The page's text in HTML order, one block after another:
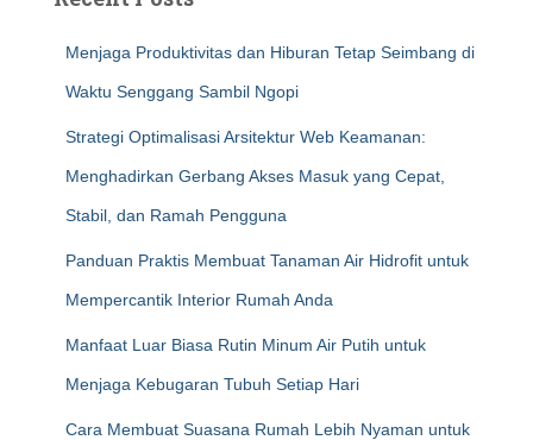
Menjaga Produktivitas dan Hiburan Tetap Seimbang di
Waktu Senggang Sambil Ngopi
Strategi Optimalisasi Arsitektur Web Keamanan:
Menghadirkan Gerbang Akses Masuk yang Cepat,
Stabil, dan Ramah Pengguna
Panduan Praktis Membuat Tanaman Air Hidrofit untuk
Mempercantik Interior Rumah Anda
Manfaat Luar Biasa Rutin Minum Air Putih untuk
Menjaga Kebugaran Tubuh Setiap Hari
Cara Membuat Suasana Rumah Lebih Nyaman untuk